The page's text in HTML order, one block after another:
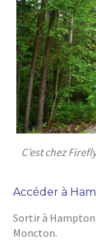
C’est chez
Accéder à
Sortir à
Moncton.